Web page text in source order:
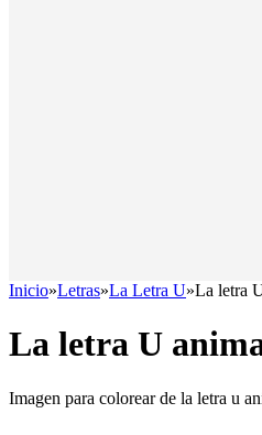
Inicio»Letras»La Letra U»La letra
La letra U
Imagen para colorear de la letra u